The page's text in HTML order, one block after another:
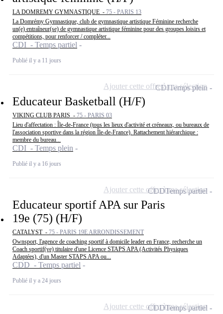
LA DOMREMY GYMNASTIQUE - 75 - PARIS 13
La Domrémy Gymnastique, club de gymnastique artistique Féminine recherche
un(e) entraîneur(se) de gymnastique artistique féminine pour des groupes loisirs et
compétitions, pour renforcer / compléter...
CDI - Temps partiel
Publié il y a 11 jours
Educateur Basketball (H/F)
VIKING CLUB PARIS - 75 - PARIS 03
Lieu d'affectation : Île-de-France (tous les lieux d'activité et créneaux, ou bureaux de
l'association sportive dans la région Île-de-France). Rattachement hiérarchique :
membre du bureau...
CDI - Temps plein
Publié il y a 16 jours
CDITemps plein
Ajouter cette offre à ma sélection
Educateur sportif APA sur Paris
19e (75) (H/F)
CATALYST - 75 - PARIS 19E ARRONDISSEMENT
Ownsport, l'agence de coaching sportif à domicile leader en France, recherche un
Coach sportif(ve) titulaire d'une Licence STAPS APA (Activités Physiques
Adaptées), d'un Master STAPS APA ou...
CDD - Temps partiel
Publié il y a 24 jours
CDDTemps partiel
Ajouter cette offre à ma sélection
CDDTemps partiel
Ajouter cette offre à ma sélection